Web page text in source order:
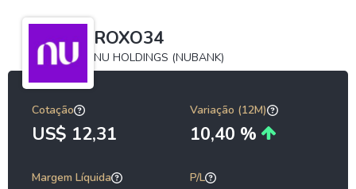
ROXO34
NU HOLDINGS (NUBANK)
Cotação
US$ 12,31
Variação (12M)
10,40 %
Margem Líquida P/L